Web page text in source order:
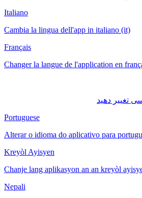
Italiano
Cambia la lingua dell'app in italiano (it)
Français
Changer la langue de l'application en
Portuguese
Alterar o idioma do aplicativo para
Kreyòl Ayisyen
Chanje lang aplikasyon an an kreyòl
Nepali